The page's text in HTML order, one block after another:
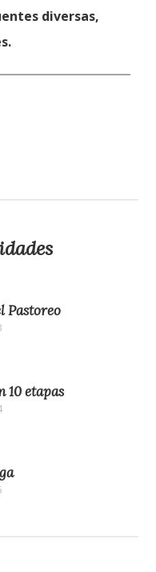
diversas,
Pastoreo
10 etapas